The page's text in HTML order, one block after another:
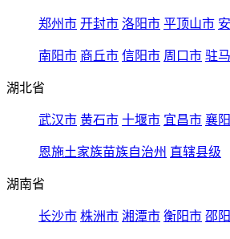
郑州市 开封市 洛阳市 平顶山市
南阳市 商丘市 信阳市 周口市 驻
湖北省
武汉市 黄石市 十堰市 宜昌市 襄
恩施土家族苗族自治州 直辖县级
湖南省
长沙市 株洲市 湘潭市 衡阳市 邵